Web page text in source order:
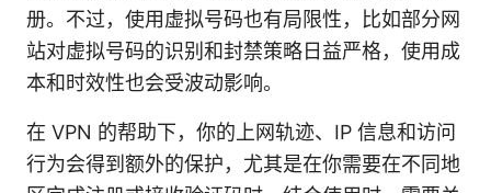
册。不过，使用虚拟号码也有局限性，比如部分网
站对虚拟号码的识别和封禁策略日益严格，使用成
本和时效性也会受波动影响。
在 VPN 的帮助下，你的上网轨迹、IP 信息和访问
行为会得到额外的保护，尤其是在你需要在不同地